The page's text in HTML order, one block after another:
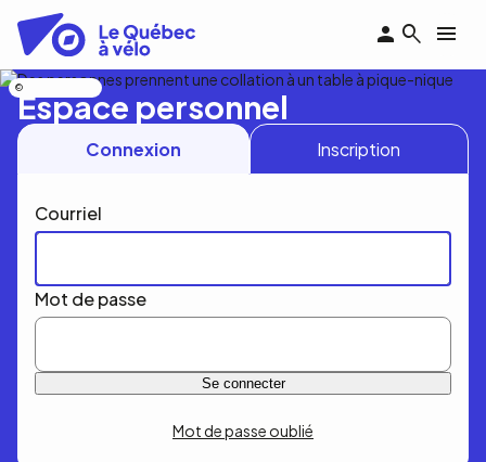
contenu
principal
Espace personnel
Connexion Inscription
Courriel
Mot de passe
Mot de passe oublié